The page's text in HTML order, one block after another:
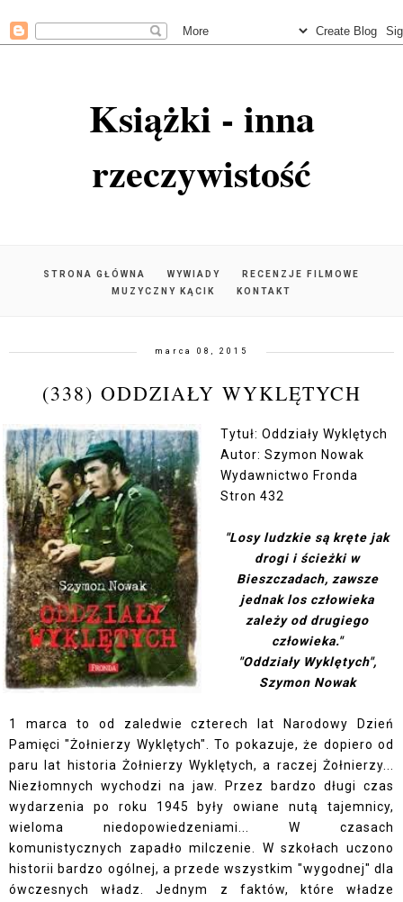
Książki - inna
rzeczywistość
STRONA GŁÓWNA WYWIADY
RECENZJE FILMOWE
MUZYCZNY KĄCIK
KONTAKT
marca 08, 2015
(338) ODDZIAŁY WYKLĘTYCH
Tytuł: Oddziały Wyklętych
Autor: Szymon Nowak
Wydawnictwo Fronda
Stron 432
"Losy ludzkie są kręte jak
drogi i ścieżki w
Bieszczadach, zawsze
jednak los człowieka
zależy od drugiego
człowieka."
"Oddziały Wyklętych",
Szymon Nowak
1 marca to od zaledwie czterech lat Narodowy Dzień
Pamięci "Żołnierzy Wyklętych". To pokazuje, że dopiero od
paru lat historia Żołnierzy Wyklętych, a raczej Żołnierzy...
Niezłomnych wychodzi na jaw. Przez bardzo długi czas
wydarzenia po roku 1945 były owiane nutą tajemnicy,
wieloma niedopowiedzeniami... W czasach
komunistycznych zapadło milczenie. W szkołach uczono
historii bardzo ogólnej, a przede wszystkim "wygodnej" dla
ówczesnych władz. Jednym z faktów, które władze